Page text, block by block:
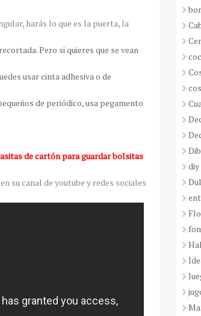
harás lo que es la puerta, la
Pero si quieres que se vean
usar cinta adhesiva o de
de periódico, usa pegamento
de cartón para guardar bolsitas
su canal de youtube y redes sociales
diy